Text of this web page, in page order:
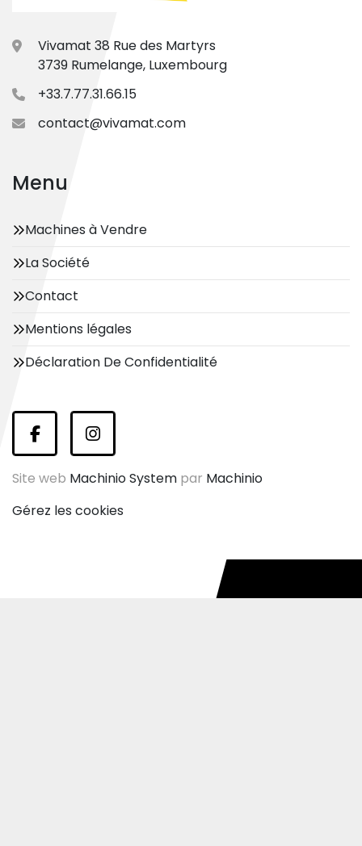
Vivamat 38 Rue des Martyrs
3739 Rumelange, Luxembourg
+33.7.77.31.66.15
contact@vivamat.com
Menu
Machines à Vendre
La Société
Contact
Mentions légales
Déclaration De Confidentialité
facebookinstagram
Site web Machinio System par Machinio
Gérez les cookies